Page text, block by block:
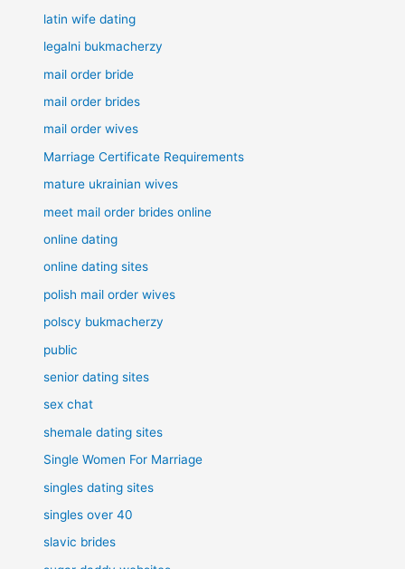
latin wife dating
legalni bukmacherzy
mail order bride
mail order brides
mail order wives
Marriage Certificate Requirements
mature ukrainian wives
meet mail order brides online
online dating
online dating sites
polish mail order wives
polscy bukmacherzy
public
senior dating sites
sex chat
shemale dating sites
Single Women For Marriage
singles dating sites
singles over 40
slavic brides